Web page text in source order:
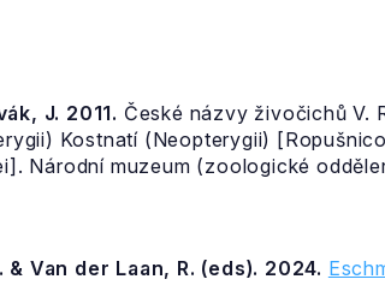
J. 2011. České názvy živočichů V.
Kostnatí (Neopterygii)
Národní muzeum (zoologické
Van der Laan, R. (eds). 2024.